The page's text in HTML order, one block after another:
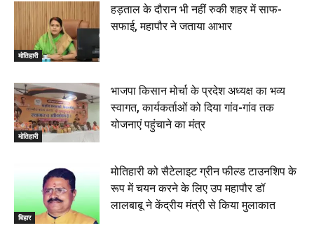
00:33
रक्सौल : सुरक्षा जॉंच को सोना-चांदी दुकानों का एसडीपीओ और
थानाध्यक्ष ने किया निरीक्षण, 19 June 2026
00:58
बेतिया में सगे भाई ने मां के साथ मिलकर की भाई की हत्या, शव
जलाया, दोनों गिरफ्तार, 14 June 2026
00:12
मोतिहारी। NDA सरकार, 12 साल विश्वास के, मीडिया संवाद में
सांसद रधामोहन सिंह, 13 June 2026
02:19
मोतिहारी
हड़ताल के दौरान भी नहीं रुकी शहर में साफ-
सफाई, महापौर ने जताया आभार
मोतिहारी
भाजपा किसान मोर्चा के प्रदेश अध्यक्ष का भव्य
स्वागत, कार्यकर्ताओं को दिया गांव-गांव तक
योजनाएं पहुंचाने का मंत्र
बिहार
मोतिहारी को सैटेलाइट ग्रीन फील्ड टाउनशिप के
रूप में चयन करने के लिए उप महापौर डॉ
लालबाबू ने केंद्रीय मंत्री से किया मुलाकात